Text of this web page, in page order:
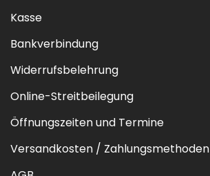
Kasse
Bankverbindung
Widerrufsbelehrung
Online-Streitbeilegung
Öffnungszeiten und Termine
Versandkosten / Zahlungsmethoden